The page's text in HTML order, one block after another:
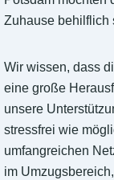
Zuhause behilflich
Wir wissen, dass
eine große
unsere
stressfrei wie
umfangreichen
im